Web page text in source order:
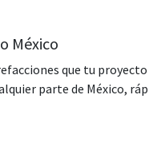
México
que tu
parte de México,